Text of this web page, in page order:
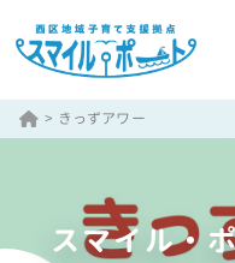
> きっずアワー
スマイル・